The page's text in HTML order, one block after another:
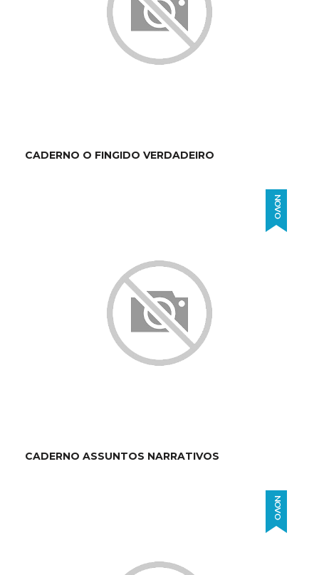
CADERNO O FINGIDO VERDADEIRO
NOVO
CADERNO ASSUNTOS NARRATIVOS
NOVO